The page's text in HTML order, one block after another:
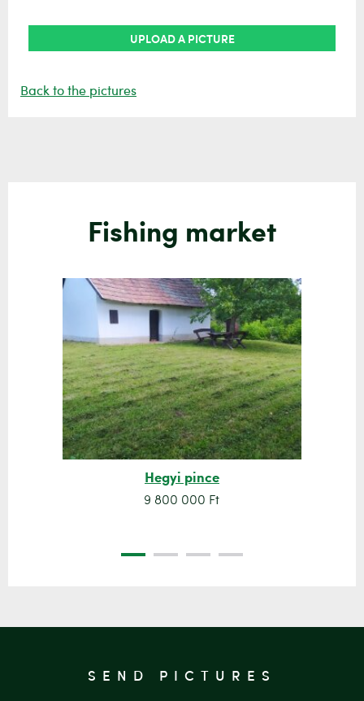
UPLOAD A PICTURE
Back to the pictures
Fishing market
Hegyi pince
9 800 000 Ft
SEND PICTURES